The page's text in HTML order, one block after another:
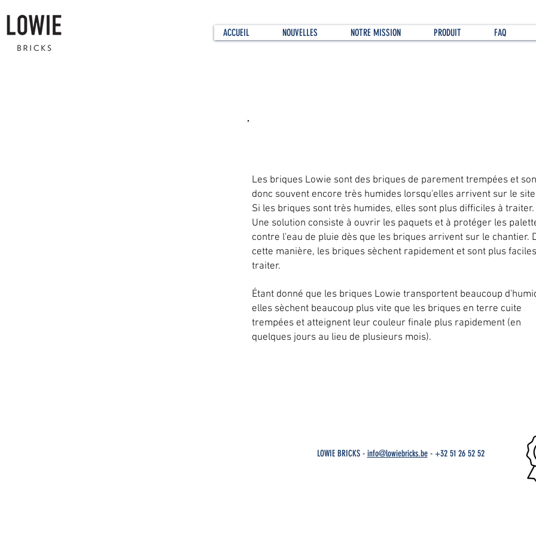
ACCUEIL NOUVELLES NOTRE MISSION PRODUIT FAQ
Les briques Lowie sont des briques de parement trempées et
donc souvent encore très humides lorsqu'elles arrivent sur le
Si les briques sont très humides, elles sont plus difficiles à traiter.
Une solution consiste à ouvrir les paquets et à protéger les
contre l'eau de pluie dès que les briques arrivent sur le chantier.
cette manière, les briques sèchent rapidement et sont plus
traiter.
Étant donné que les briques Lowie transportent beaucoup
elles sèchent beaucoup plus vite que les briques en terre cuite
trempées et atteignent leur couleur finale plus rapidement (en
quelques jours au lieu de plusieurs mois).
LOWIE BRICKS - info@lowiebricks.be- +32 51 26 52 52